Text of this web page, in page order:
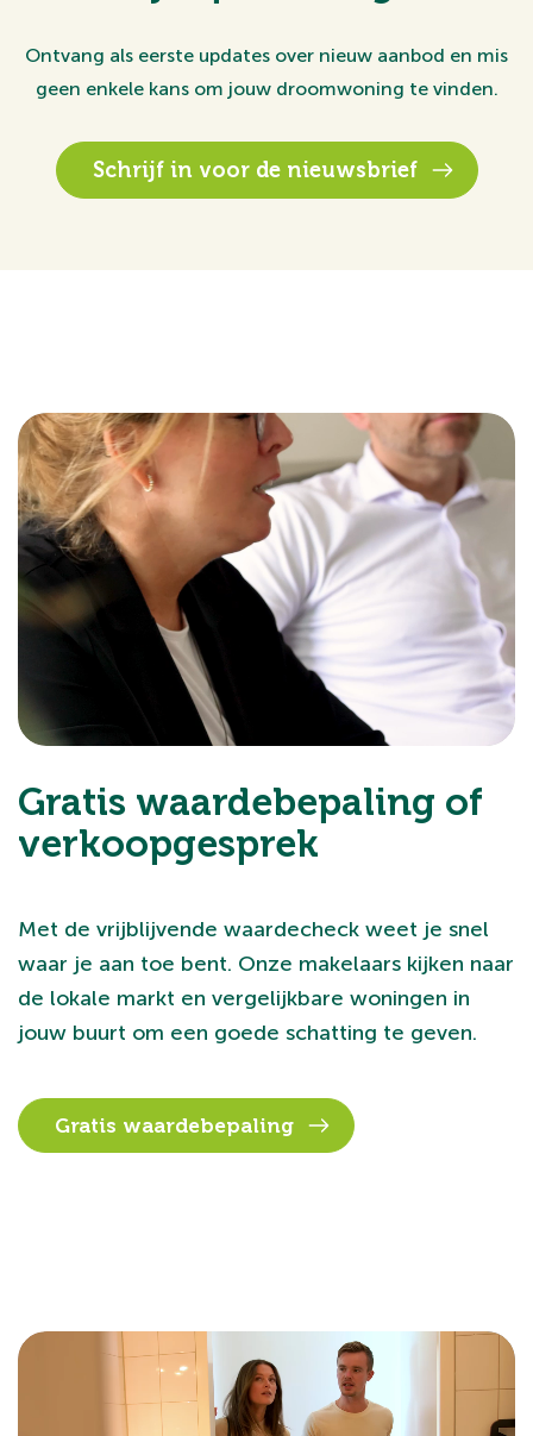
Ontvang als eerste updates over nieuw aanbod en mis
geen enkele kans om jouw droomwoning te vinden.
Schrijf in voor de nieuwsbrief
Gratis waardebepaling of
verkoopgesprek
Met de vrijblijvende waardecheck weet je snel
waar je aan toe bent. Onze makelaars kijken naar
de lokale markt en vergelijkbare woningen in
jouw buurt om een goede schatting te geven.
Gratis waardebepaling